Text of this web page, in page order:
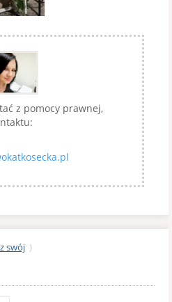
z pomocy prawnej,
swój }